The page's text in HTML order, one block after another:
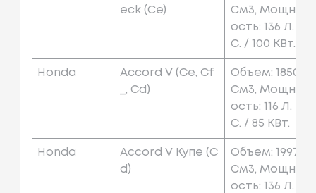
Eck (ce)
См3, Мощн
Ость: 136 Л.
С. / 100 КВт.
Honda
Accord V (ce, Cf
_, Cd)
Объем: 1850
См3, Мощн
Ость: 116 Л.
С. / 85 КВт.
Honda
Accord V Купе (c
D)
Объем: 1997
См3, Мощн
Ость: 136 Л.